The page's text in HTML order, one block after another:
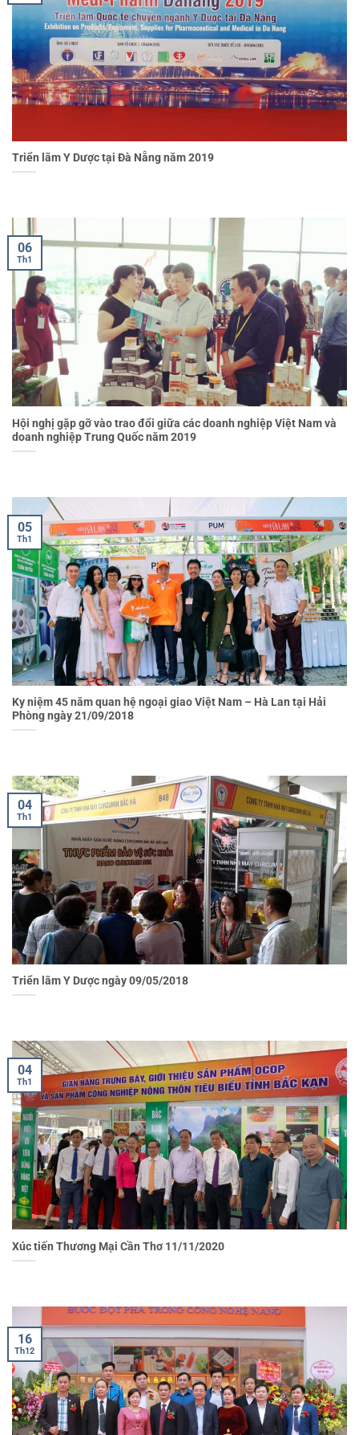
Triển lãm Y Dược tại Đà Nẵng năm 2019
Hội nghị gặp gỡ vào trao đổi giữa các doanh nghiệp Việt Nam và
doanh nghiệp Trung Quốc năm 2019
06
Th1
Ky niệm 45 năm quan hệ ngoại giao Việt Nam – Hà Lan tại Hải
Phòng ngày 21/09/2018
05
Th1
Triển lãm Y Dược ngày 09/05/2018
04
Th1
Xúc tiến Thương Mại Cần Thơ 11/11/2020
04
Th1
16
Th12